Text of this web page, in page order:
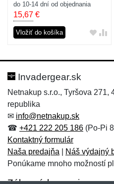
do 10-14 dní od objednania
15,67 €
Vložiť do košíka
Invadergear.sk
Netnakup s.r.o., Tyršova 271,
republika
✉ info@netnakup.sk
☎ +421 222 205 186 (Po-Pi
Kontaktný formulár
Naša predajňa
Náš výdajný
Ponúkame mnoho možností